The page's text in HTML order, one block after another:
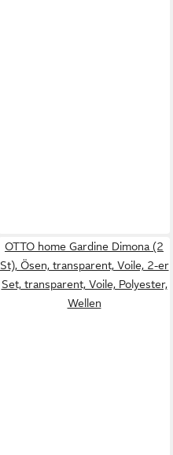
OTTO home Gardine Dimona (2
St), Ösen, transparent, Voile, 2-er
Set, transparent, Voile, Polyester,
Wellen